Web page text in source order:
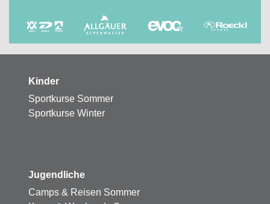
Kinder
Sportkurse Sommer
Sportkurse Winter
Jugendliche
Camps & Reisen Sommer